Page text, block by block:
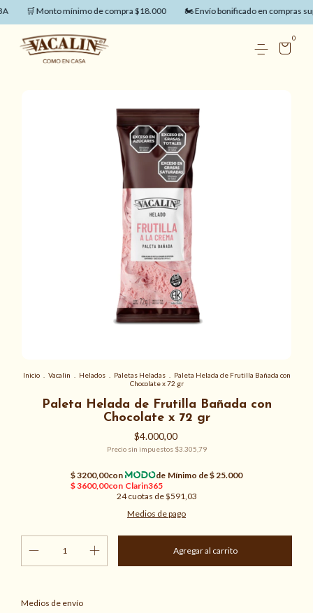
🛒 Monto mínimo de compra $18.000 🏍️ Envío bonificado en compras
0
Inicio Vacalin Helados Paletas Heladas
Paleta Helada de Frutilla Bañada con
Chocolate x 72 gr
Paleta Helada de Frutilla Bañada con
Chocolate x 72 gr
$4.000,00
Precio sin impuestos $3.305,79
24 cuotas de$591,03
Medios de pago
Entregas para el CP:
Medios de envío